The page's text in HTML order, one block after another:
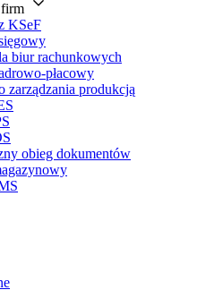
KSeF
biur rachunkowych
płacowy
zarządzania produkcją
obieg dokumentów